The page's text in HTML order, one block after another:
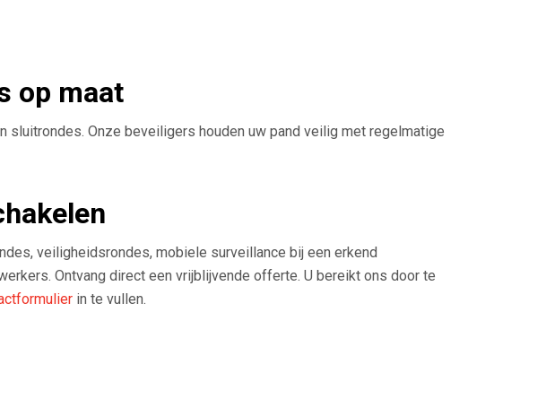
op maat
sluitrondes. Onze beveiligers houden uw pand veilig met regelmatige
veiligheidsrondes, mobiele surveillance bij een erkend
Ontvang direct een vrijblijvende offerte. U bereikt ons door te
in te vullen.